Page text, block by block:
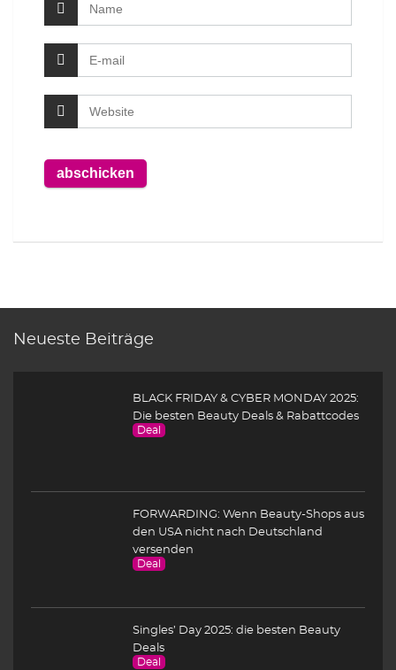
Neueste Beiträge
BLACK FRIDAY & CYBER MONDAY 2025:
Die besten Beauty Deals & Rabattcodes
Deal
FORWARDING: Wenn Beauty-Shops aus
den USA nicht nach Deutschland
versenden
Deal
Singles’ Day 2025: die besten Beauty
Deals
Deal